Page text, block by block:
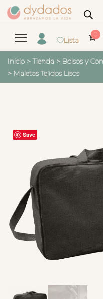
Lista
0
Inicio > Tienda > Bolsos y
> Maletas Tejidos Lisos
Save